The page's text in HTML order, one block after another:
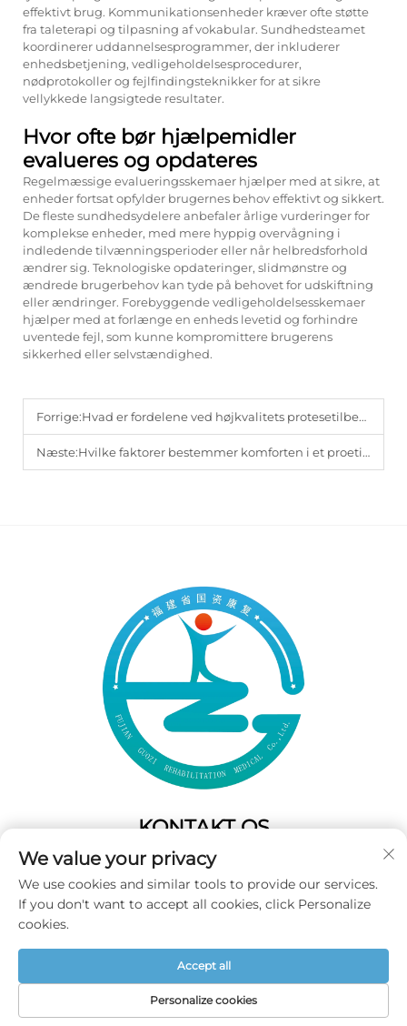
effektivt brug. Kommunikationsenheder kræver ofte støtte
fra taleterapi og tilpasning af vokabular. Sundhedsteamet
koordinerer uddannelsesprogrammer, der inkluderer
enhedsbetjening, vedligeholdelsesprocedurer,
nødprotokoller og fejlfindingsteknikker for at sikre
vellykkede langsigtede resultater.
Hvor ofte bør hjælpemidler
evalueres og opdateres
Regelmæssige evalueringsskemaer hjælper med at sikre, at
enheder fortsat opfylder brugernes behov effektivt og sikkert.
De fleste sundhedsydelere anbefaler årlige vurderinger for
komplekse enheder, med mere hyppig overvågning i
indledende tilvænningsperioder eller når helbredsforhold
ændrer sig. Teknologiske opdateringer, slidmønstre og
ændrede brugerbehov kan tyde på behovet for udskiftning
eller ændringer. Forebyggende vedligeholdelsesskemaer
hjælper med at forlænge en enheds levetid og forhindre
uventede fejl, som kunne kompromittere brugerens
sikkerhed eller selvstændighed.
Forrige:Hvad er fordelene ved højkvalitets protesetilbehør for amputerede?
Næste:Hvilke faktorer bestemmer komforten i et proetisk lem?
KONTAKT OS
Add: 50 Gaofeng South Lane,West GateFuzhou,Fujian,Kina
Tel:+86-19859128239
E-mail:
Alle rettigheder forbeholdes -Privatlivspolitik
We value your privacy
We use cookies and similar tools to provide our services.
If you don't want to accept all cookies, click Personalize
cookies.
Personalize cookies
Accept all